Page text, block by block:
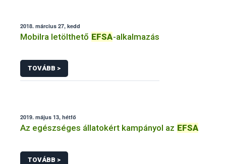
2018. március 27, kedd
Mobilra letölthető EFSA-alkalmazás
TOVÁBB >
2019. május 13, hétfő
Az egészséges állatokért kampányol az EFSA
TOVÁBB >